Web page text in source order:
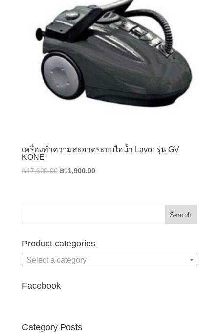
เครื่องทำความสะอาดระบบไอน้ำ Lavor รุ่น GV
KONE
฿17,600.00 Original
฿17,600.00.
฿11,900.00Current
฿11,900.00.
Product categories
Select a category
Facebook
Category Posts